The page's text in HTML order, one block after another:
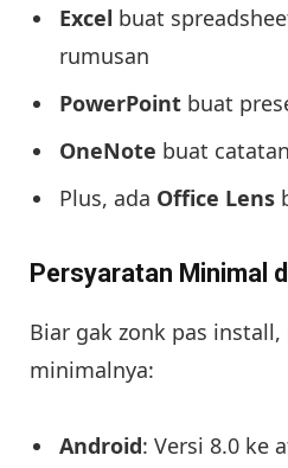
Excel buat
rumusan
PowerPoint buat
OneNote buat
Plus, ada Office Lens
Persyaratan Minimal
Biar gak zonk pas install,
minimalnya:
Android: Versi 8.0 ke